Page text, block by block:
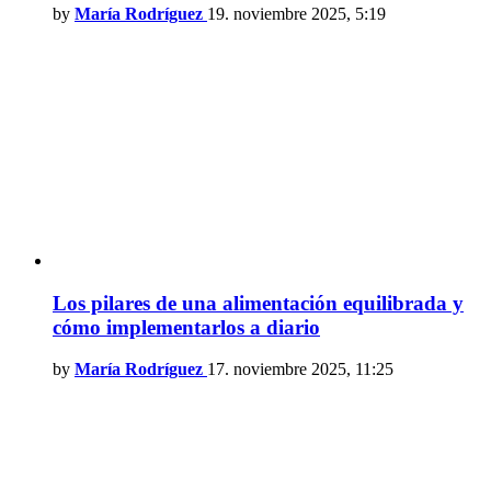
by María Rodríguez 19. noviembre 2025, 5:19
Los pilares de una alimentación equilibrada y
cómo implementarlos a diario
by María Rodríguez 17. noviembre 2025, 11:25